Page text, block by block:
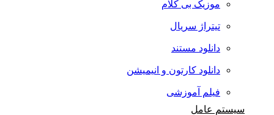
موزیک بی کلام
تیتراژ سریال
دانلود مستند
دانلود کارتون و انیمیشن
فیلم آموزشی
سیستم عامل